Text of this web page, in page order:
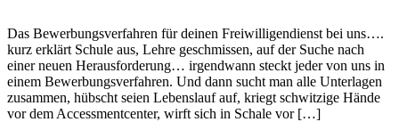
Das Bewerbungsverfahren für deinen Freiwilligendienst bei uns….
kurz erklärt Schule aus, Lehre geschmissen, auf der Suche nach
einer neuen Herausforderung… irgendwann steckt jeder von uns in
einem Bewerbungsverfahren. Und dann sucht man alle Unterlagen
zusammen, hübscht seien Lebenslauf auf, kriegt schwitzige Hände
vor dem Accessmentcenter, wirft sich in Schale vor […]